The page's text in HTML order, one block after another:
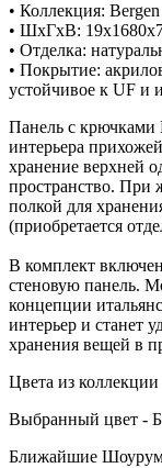
• Коллекция: Bergen
• ШxГхВ:
• Отделка:
• Покрытие:
устойчивое к UF и
Панель с крючками
интерьера
хранение верхней
пространство. При
полкой для
(приобретается
В комплект
стеновую панель.
концепции
интерьер и станет
хранения вещей в
Цвета из коллекции
Выбранный цвет -
Ближайшие